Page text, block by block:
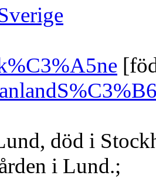
död i
i Lund.;